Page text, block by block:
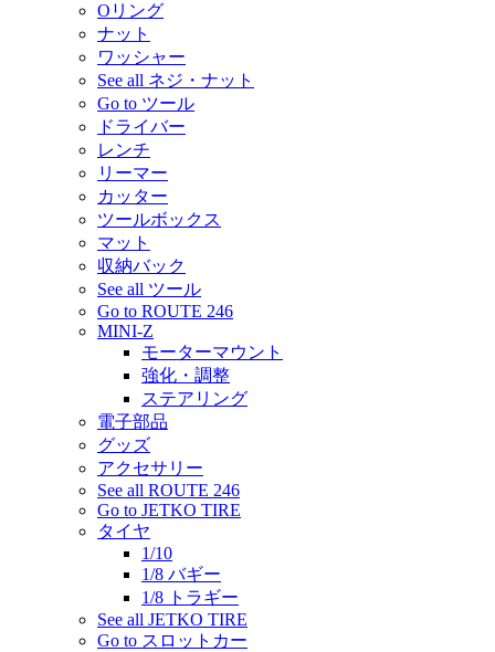
Oリング
ナット
ワッシャー
See all ネジ・ナット
Go to ツール
ドライバー
レンチ
リーマー
カッター
ツールボックス
マット
収納バック
See all ツール
Go to ROUTE 246
MINI-Z
モーターマウント
強化・調整
ステアリング
電子部品
グッズ
アクセサリー
See all ROUTE 246
Go to JETKO TIRE
タイヤ
1/10
1/8 バギー
1/8 トラギー
See all JETKO TIRE
Go to スロットカー